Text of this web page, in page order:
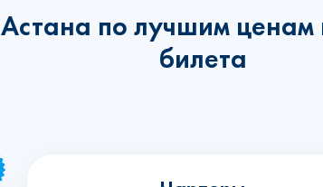
по лучшим ценам
билета